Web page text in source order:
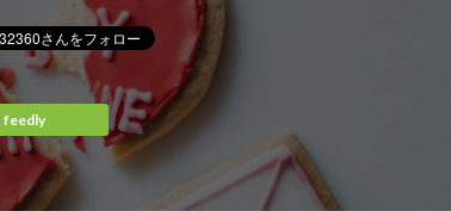
feedly